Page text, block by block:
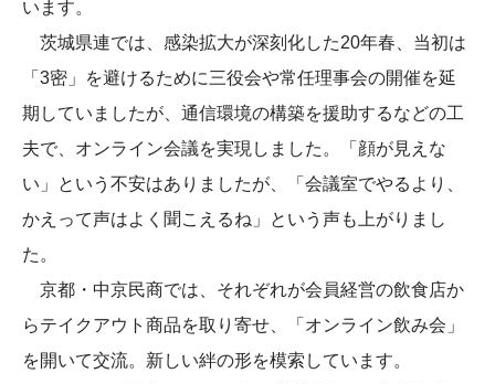
います。
茨城県連では、感染拡大が深刻化した20年春、当初は
「3密」を避けるために三役会や常任理事会の開催を延
期していましたが、通信環境の構築を援助するなどの工
夫で、オンライン会議を実現しました。「顔が見えな
い」という不安はありましたが、「会議室でやるより、
かえって声はよく聞こえるね」という声も上がりまし
た。
京都・中京民商では、それぞれが会員経営の飲食店か
らテイクアウト商品を取り寄せ、「オンライン飲み会」
を開いて交流。新しい絆の形を模索しています。